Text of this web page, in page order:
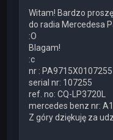
Witam! Bardzo
do radia Mercedesa
:O
Blagam!
:c
nr : PA9715X0107255
serial nr: 107255
ref. no: CQ-LP3720L
mercedes benz nr:
Z góry dziękuję za